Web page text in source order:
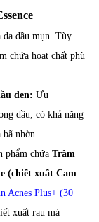
da dầu mụn. Tùy
chứa hoạt chất phù
đen: Ưu
dầu, có khả năng
bã nhờn.
phẩm chứa Tràm
(chiết xuất Cam
Acnes Plus+ (30
xuất rau má